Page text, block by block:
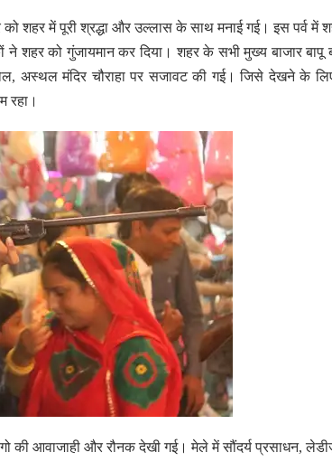
को शहर में पूरी श्रद्धा और उल्लास के साथ मनाई गई। इस पर्व में
शहर को गुंजायमान कर दिया। शहर के सभी मुख्य बाजार बापू
अस्थल मंदिर चौराहा पर सजावट की गई। जिसे देखने के
रहा।
की आवाजाही और रौनक देखी गई। मेले में सौंदर्य प्रसाधन,